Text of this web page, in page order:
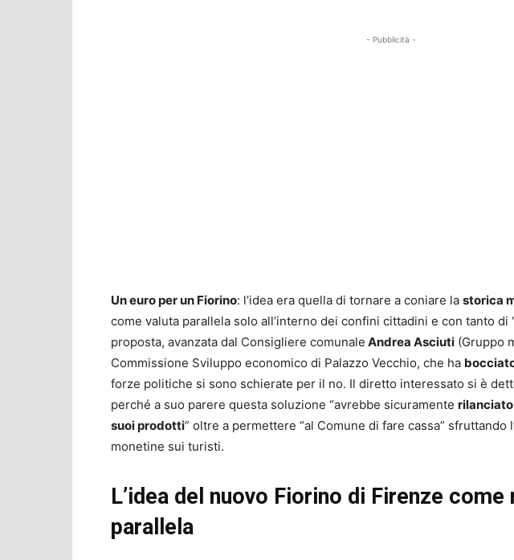
- Pubblicità -
Un euro per un Fiorino: l’idea era quella di tornare a coniare la storica
come valuta parallela solo all’interno dei confini cittadini e con tanto di
proposta, avanzata dal Consigliere comunale Andrea Asciuti (Gruppo
Commissione Sviluppo economico di Palazzo Vecchio, che ha
forze politiche si sono schierate per il no. Il diretto interessato si è
perché a suo parere questa soluzione “avrebbe sicuramente rilanciato
suoi prodotti” oltre a permettere “al Comune di fare cassa” sfruttando
monetine sui turisti.
L’idea del nuovo Fiorino di Firenze come
parallela